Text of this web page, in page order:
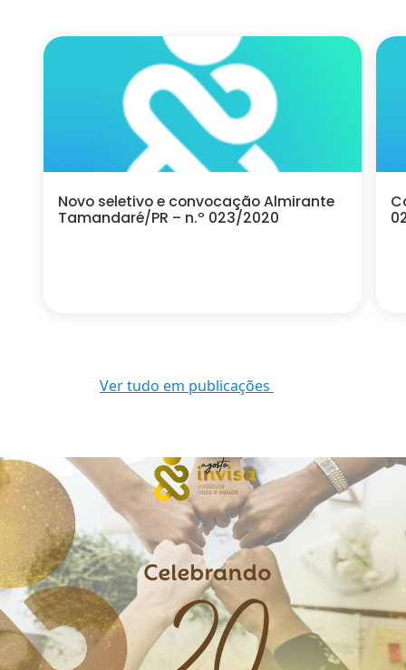
Novo seletivo e convocação Almirante
Tamandaré/PR – n.º 023/2020
Ver tudo em publicações